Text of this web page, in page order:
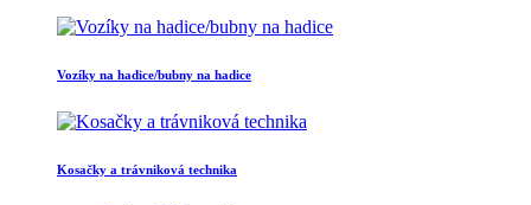
Vozíky na hadice/bubny na hadice
Kosačky a trávniková technika